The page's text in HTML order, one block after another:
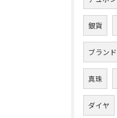
銀貨
ブランド
真珠
ダイヤ